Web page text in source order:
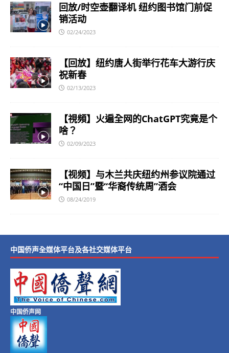
回放/时空壶翻译机 纽约图书馆门前促
销活动
02/24/2023
【回放】纽约唐人街举行花车大游行庆
祝新春
02/13/2023
【視頻】火遍全网的ChatGPT究竟是个
啥？
02/09/2023
【视频】与木兰共庆纽约州参议院通过
“中国日”暨“华裔传统周”酒会
08/24/2019
中国侨声全媒体平台及各社交媒体平台
中国侨声网